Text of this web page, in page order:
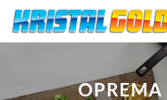
OPREMA